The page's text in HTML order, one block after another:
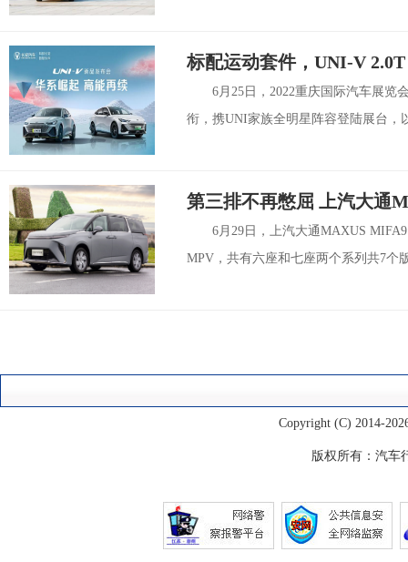
标配运动套件，UNI-V
6月25日，2022重庆国际汽车展览
衔，携UNI家族全明星阵容登陆展台，
第三排不再憋屈 上汽大通
6月29日，上汽大通MAXUS
MPV，共有六座和七座两个系列共7个
Copyright (C) 2014-
版权所有： 汽车